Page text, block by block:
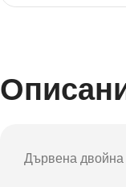
Дървена двойна